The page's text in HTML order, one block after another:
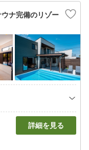
ウナ完備のリゾー
詳細を見る